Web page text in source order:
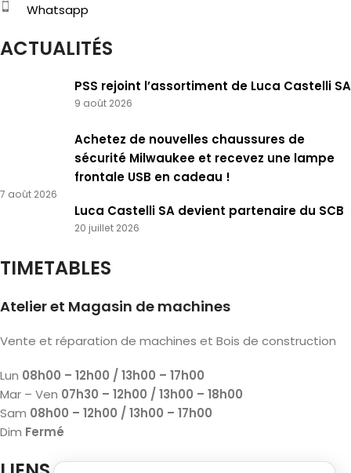
Whatsapp
ACTUALITÉS
PSS rejoint l’assortiment de Luca Castelli SA
9 août 2026
Achetez de nouvelles chaussures de
sécurité Milwaukee et recevez une lampe
frontale USB en cadeau !
7 août 2026
Luca Castelli SA devient partenaire du SCB
20 juillet 2026
TIMETABLES
Atelier et Magasin de machines
Vente et réparation de machines et Bois de construction
Lun 08h00 – 12h00 / 13h00 – 17h00
Mar – Ven 07h30 – 12h00 / 13h00 – 18h00
Sam 08h00 – 12h00 / 13h00 – 17h00
Dim Fermé